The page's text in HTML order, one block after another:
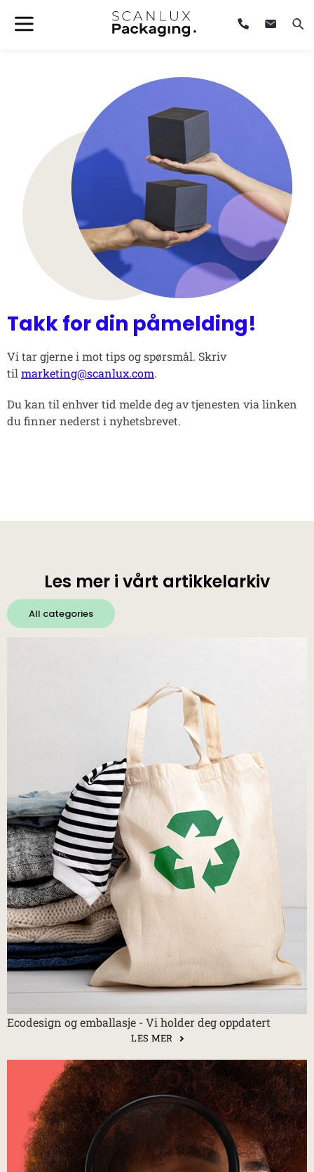
Takk for din påmelding!
Vi tar gjerne i mot tips og spørsmål. Skriv
til marketing@scanlux.com.
Du kan til enhver tid melde deg av tjenesten via linken
du finner nederst i nyhetsbrevet.
Les mer i vårt artikkelarkiv
All categories
Ecodesign og emballasje - Vi holder deg oppdatert
LES MER